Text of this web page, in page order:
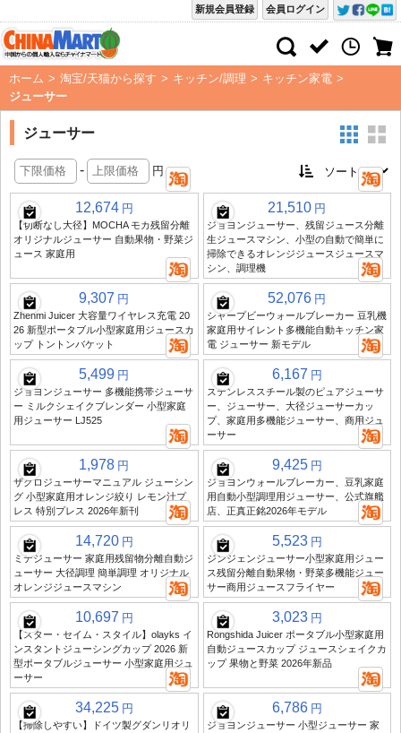
会員ログイン
新規会員登録
ホーム > 淘宝/天猫から探す > キッチン/調理 > キッチン家電 >
ジューサー
ジューサー
- 円
12,674 円
【切断なし大径】MOCHA モカ残留分離
オリジナルジューサー 自動果物・野菜ジ
ュース 家庭用
21,510 円
ジョヨンジューサー、残留ジュース分離
生ジュースマシン、小型の自動で簡単に
掃除できるオレンジジュースジュースマ
シン、調理機
9,307 円
Zhenmi Juicer 大容量ワイヤレス充電 20
26 新型ポータブル小型家庭用ジュースカ
ップ トントンバケット
52,076 円
シャープビーウォールブレーカー 豆乳機
家庭用サイレント多機能自動キッチン家
電 ジューサー 新モデル
5,499 円
ジョヨンジューサー 多機能携帯ジューサ
ー ミルクシェイクブレンダー 小型家庭
用ジューサー LJ525
6,167 円
ステンレススチール製のピュアジューサ
ー、ジューサー、大径ジューサーカッ
プ、家庭用多機能ジューサー、商用ジュ
ーサー
1,978 円
ザクロジューサーマニュアル ジューシン
グ 小型家庭用オレンジ絞り レモン汁プ
レス 特別プレス 2026年新刊
9,425 円
ジョヨンウォールブレーカー、豆乳家庭
用自動小型調理用ジューサー、公式旗艦
店、正真正銘2026年モデル
14,720 円
ミデジューサー 家庭用残留物分離自動ジ
ューサー 大径調理 簡単調理 オリジナル
オレンジジュースマシン
5,523 円
ジンジェンジューサー小型家庭用ジュー
ス残留分離自動果物・野菜多機能ジュー
サー商用ジュースフライヤー
10,697 円
【スター・セイム・スタイル】olayks イ
ンスタントジューシングカップ 2026 新
型ポータブルジューサー 小型家庭用ジュ
ーサー
3,023 円
Rongshida Juicer ポータブル小型家庭用
自動ジュースカップ ジュースシェイクカ
ップ 果物と野菜 2026年新品
34,225 円
【掃除しやすい】ドイツ製グダンリオリ
6,786 円
ジョヨンジューサー 小型ジューサー 家